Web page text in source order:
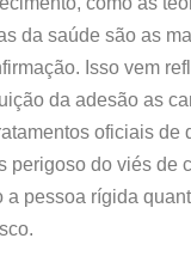
da saúde são as
Isso vem
da adesão as
oficiais de
perigoso do viés de
a pessoa rígida